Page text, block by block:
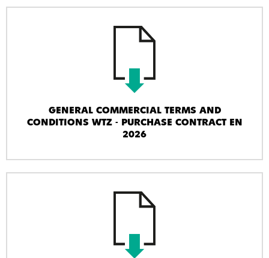
GENERAL COMMERCIAL TERMS AND
CONDITIONS WTZ - PURCHASE CONTRACT EN
2026